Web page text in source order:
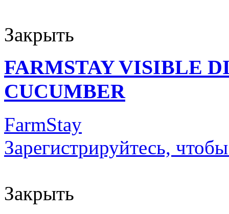
Закрыть
FARMSTAY VISIBLE
CUCUMBER
FarmStay
Зарегистрируйтесь,
Закрыть